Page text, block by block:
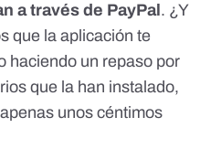
a través de PayPal . ¿Y
que la aplicación te
haciendo un repaso por
que la han instalado,
unos céntimos